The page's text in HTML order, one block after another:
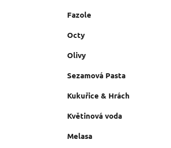
Fazole
Octy
Olivy
Sezamová Pasta
Kukuřice & Hrách
Květinová voda
Melasa